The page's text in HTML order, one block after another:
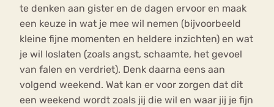
te denken aan gister en de dagen ervoor en maak
een keuze in wat je mee wil nemen (bijvoorbeeld
kleine fijne momenten en heldere inzichten) en wat
je wil loslaten (zoals angst, schaamte, het gevoel
van falen en verdriet). Denk daarna eens aan
volgend weekend. Wat kan er voor zorgen dat dit
een weekend wordt zoals jij die wil en waar jij je fijn